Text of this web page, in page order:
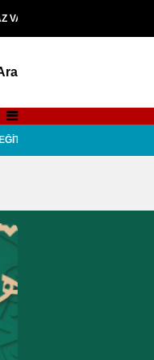
VAKİTLERİ
EĞİTİM